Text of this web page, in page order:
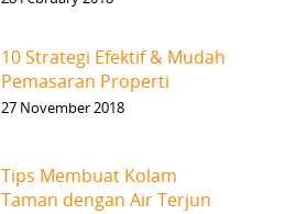
10 Strategi Efektif & Mudah
Pemasaran Properti
27 November 2018
Tips Membuat Kolam
Taman dengan Air Terjun